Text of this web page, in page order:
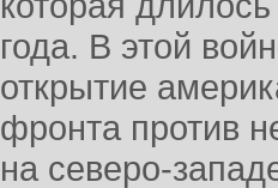
года. В этой
открытие
фронта против
на северо-